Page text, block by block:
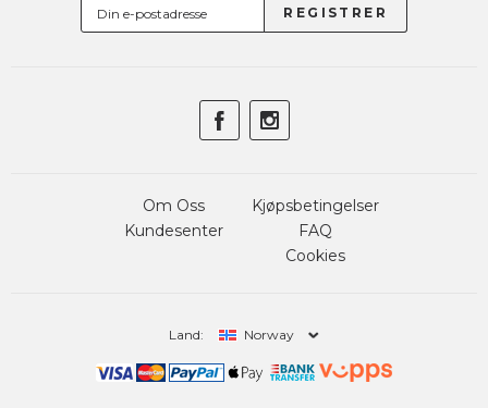
Om Oss
Kundesenter
Kjøpsbetingelser
FAQ
Cookies
Land: Norway